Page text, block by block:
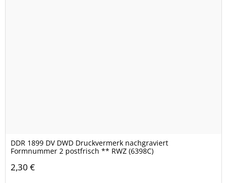
DDR 1899 DV DWD Druckvermerk nachgraviert
Formnummer 2 postfrisch ** RWZ (6398C)
2,30 €